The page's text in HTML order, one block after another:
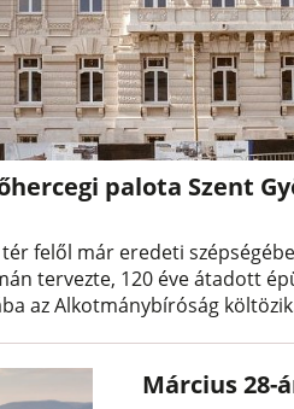
palota Szent
felől már eredeti
tervezte, 120 éve átadott
az Alkotmánybíróság
Március 28-